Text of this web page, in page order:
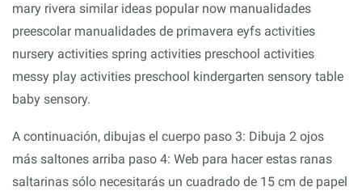
mary rivera similar ideas popular now manualidades
preescolar manualidades de primavera eyfs activities
nursery activities spring activities preschool activities
messy play activities preschool kindergarten sensory table
baby sensory.
A continuación, dibujas el cuerpo paso 3: Dibuja 2 ojos
más saltones arriba paso 4: Web para hacer estas ranas
saltarinas sólo necesitarás un cuadrado de 15 cm de papel